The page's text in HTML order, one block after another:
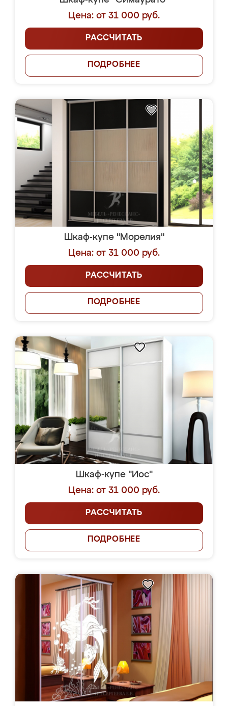
Цена: от 31 000 руб.
РАССЧИТАТЬ
ПОДРОБНЕЕ
Шкаф-купе "Морелия"
Цена: от 31 000 руб.
РАССЧИТАТЬ
ПОДРОБНЕЕ
Шкаф-купе "Иос"
Цена: от 31 000 руб.
РАССЧИТАТЬ
ПОДРОБНЕЕ